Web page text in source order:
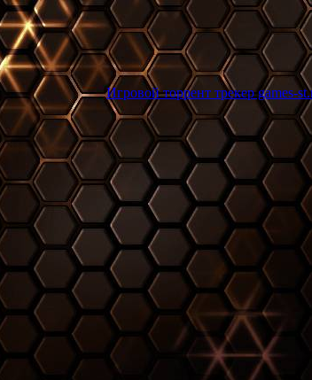
Игровой торрент трекер games-st.ru, здесь вы